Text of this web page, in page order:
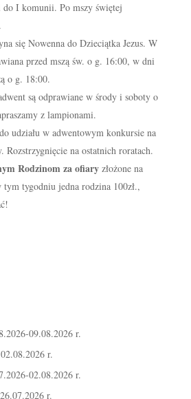
do I komunii. Po mszy świętej
się Nowenna do Dzieciątka Jezus. W
przed mszą św. o g. 16:00, w dni
o g. 18:00.
są odprawiane w środy i soboty o
z lampionami.
udziału w adwentowym konkursie na
na ostatnich roratach.
Rodzinom za ofiaryzłożone na
tym tygodniu jedna rodzina 100zł.,
09.08.2026 r.
r.
02.08.2026 r.
r.